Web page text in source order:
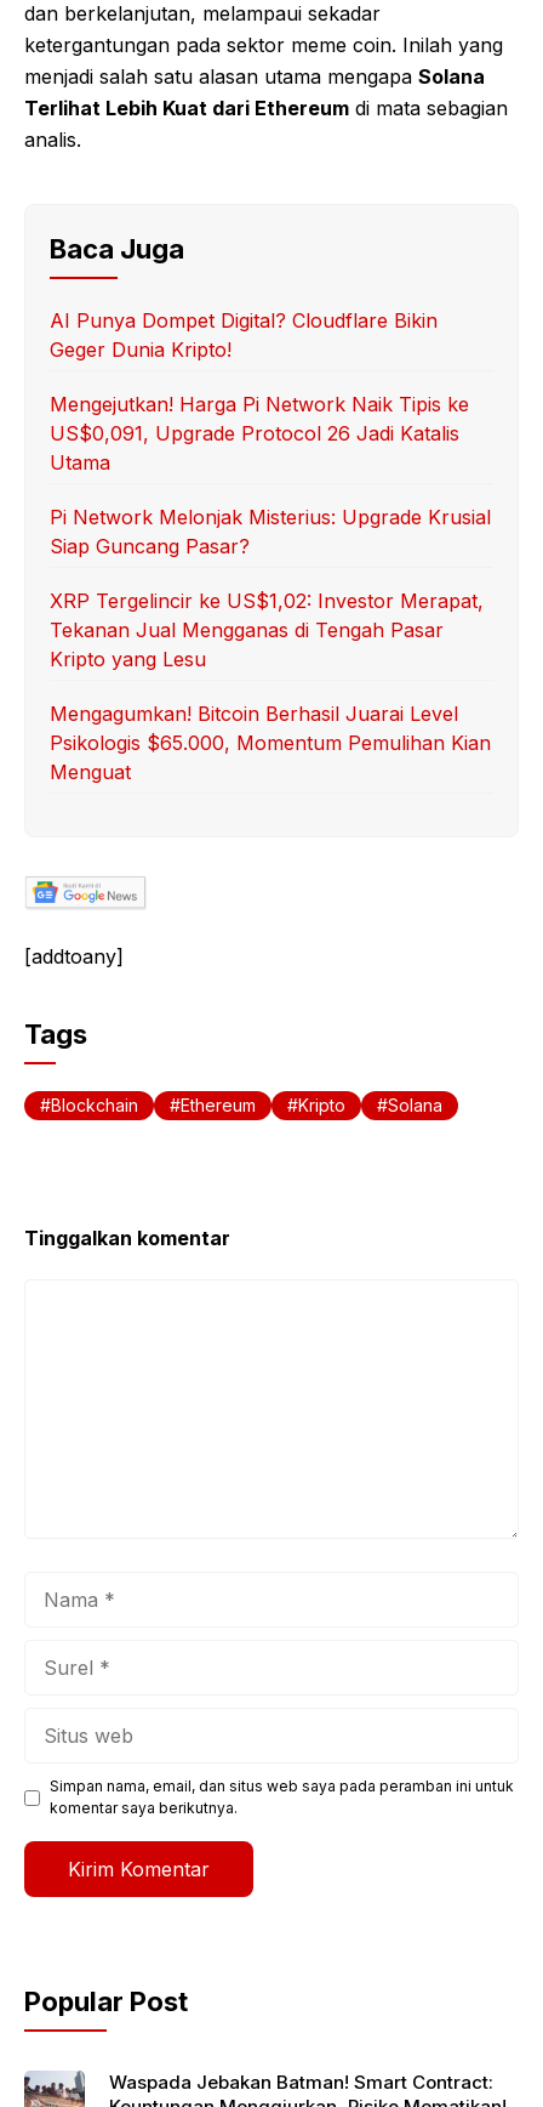
dan berkelanjutan, melampaui sekadar
ketergantungan pada sektor meme coin. Inilah yang
menjadi salah satu alasan utama mengapa Solana
Terlihat Lebih Kuat dari Ethereum di mata sebagian
analis.
Baca Juga
AI Punya Dompet Digital? Cloudflare Bikin
Geger Dunia Kripto!
Mengejutkan! Harga Pi Network Naik Tipis ke
US$0,091, Upgrade Protocol 26 Jadi Katalis
Utama
Pi Network Melonjak Misterius: Upgrade Krusial
Siap Guncang Pasar?
XRP Tergelincir ke US$1,02: Investor Merapat,
Tekanan Jual Mengganas di Tengah Pasar
Kripto yang Lesu
Mengagumkan! Bitcoin Berhasil Juarai Level
Psikologis $65.000, Momentum Pemulihan Kian
Menguat
[addtoany]
Tags
Blockchain Ethereum Kripto Solana
Tinggalkan komentar
Simpan nama, email, dan situs web saya pada peramban ini untuk
komentar saya berikutnya.
Popular Post
Waspada Jebakan Batman! Smart Contract: